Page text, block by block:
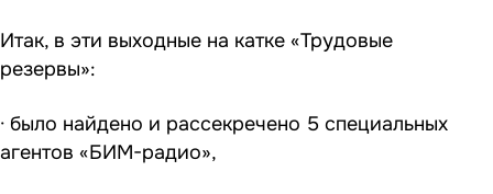
Итак, в эти выходные на катке «Трудовые
резервы»:
· было найдено и рассекречено 5 специальных
агентов «БИМ-радио»,